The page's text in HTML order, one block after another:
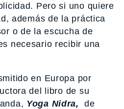
Pero si uno quiere
además de la práctica
o de la escucha de
necesario recibir una
en Europa por
del libro de su
Yoga Nidra,
de